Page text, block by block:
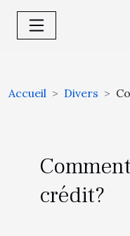
Accueil Divers
crédit?